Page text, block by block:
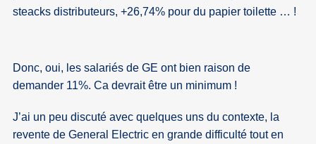
steacks distributeurs, +26,74% pour du papier toilette … !
Donc, oui, les salariés de GE ont bien raison de
demander 11%. Ca devrait être un minimum !
J’ai un peu discuté avec quelques uns du contexte, la
revente de General Electric en grande difficulté tout en